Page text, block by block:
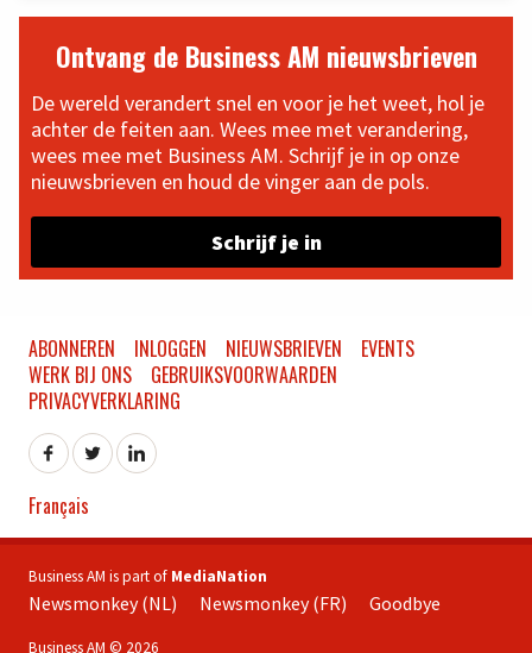
Ontvang de Business AM nieuwsbrieven
De wereld verandert snel en voor je het weet, hol je
achter de feiten aan. Wees mee met verandering,
wees mee met Business AM. Schrijf je in op onze
nieuwsbrieven en houd de vinger aan de pols.
Schrijf je in
ABONNEREN INLOGGEN NIEUWSBRIEVEN
EVENTS
WERK BIJ ONS
GEBRUIKSVOORWAARDEN
PRIVACYVERKLARING
Français
Business AM is part of MediaNation
Newsmonkey (NL) Newsmonkey (FR) Goodbye
Business AM © 2026